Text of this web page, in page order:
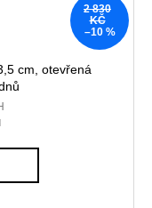
2 830
KČ
–10 %
cm, otevřená